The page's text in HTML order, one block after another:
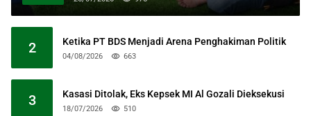
2 Ketika PT BDS Menjadi Arena Penghakiman Politik
04/08/2026 663
3 Kasasi Ditolak, Eks Kepsek MI Al Gozali Dieksekusi
18/07/2026 510